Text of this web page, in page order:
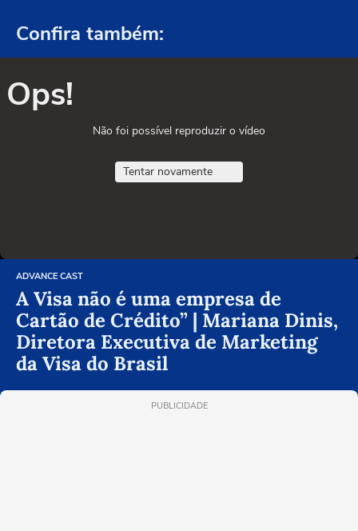
Confira também:
Ops!
Não foi possível reproduzir o vídeo
Tentar novamente
ADVANCE CAST
A Visa não é uma empresa de
Cartão de Crédito” | Mariana Dinis,
Diretora Executiva de Marketing
da Visa do Brasil
PUBLICIDADE